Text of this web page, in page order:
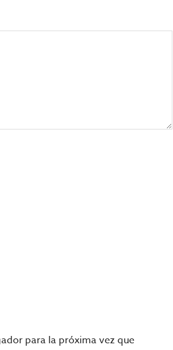
para la próxima vez que